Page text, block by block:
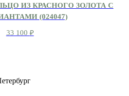
ИЗ КРАСНОГО ЗОЛОТА С
(024047)
33 100 ₽